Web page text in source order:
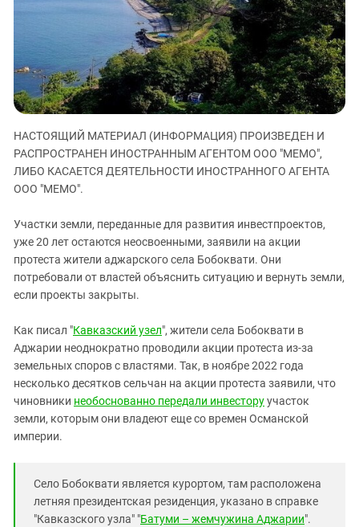
ЗАСТАВЛЯЕТ
КАВКАЗ ЗА ПАЛЕСТИНУ
ИНАКОМЫСЛИЕ В ЧЕЧНЕ
ПРЕСЛЕДОВАНИЕ АКТИВИСТОВ
МОБИЛИЗАЦИЯ И ПРОТЕСТЫ
Кабардино-Балкария
Калмыкия
Карачаево-Черкесия
Краснодарский край
Российская Федерация
Северная Осетия - Алания
СКФО
Ставропольский край
Южная Осетия
Южный Кавказ
ЮФО
НАСТОЯЩИЙ МАТЕРИАЛ (ИНФОРМАЦИЯ) ПРОИЗВЕДЕН И
РАСПРОСТРАНЕН ИНОСТРАННЫМ АГЕНТОМ ООО "МЕМО",
ЛИБО КАСАЕТСЯ ДЕЯТЕЛЬНОСТИ ИНОСТРАННОГО АГЕНТА
ООО "МЕМО".
Участки земли, переданные для развития инвестпроектов,
уже 20 лет остаются неосвоенными, заявили на акции
протеста жители аджарского села Бобоквати. Они
потребовали от властей объяснить ситуацию и вернуть земли,
если проекты закрыты.
Как писал "Кавказский узел", жители села Бобоквати в
Аджарии неоднократно проводили акции протеста из-за
земельных споров с властями. Так, в ноябре 2022 года
несколько десятков сельчан на акции протеста заявили, что
чиновники необоснованно передали инвесторуучасток
земли, которым они владеют еще со времен Османской
империи.
Село Бобоквати является курортом, там расположена
летняя президентская резиденция, указано в справке
"Кавказского узла" "Батуми – жемчужина Аджарии".